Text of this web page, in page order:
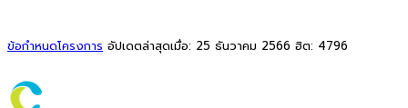
ข้อกำหนดโครงการ อัปเดตล่าสุดเมื่อ: 25 ธันวาคม 2566 ฮิต: 4796